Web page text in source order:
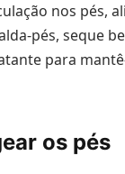
nos pés,
pés, seque
para
os pés